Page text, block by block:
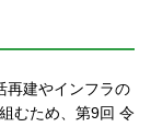
再建やインフラの
むため、第9回 令